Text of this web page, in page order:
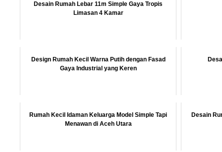
Desain Rumah Lebar 11m Simple Gaya Tropis
Limasan 4 Kamar
Design Rumah Kecil Warna Putih dengan Fasad
Gaya Industrial yang Keren
Rumah Kecil Idaman Keluarga Model Simple Tapi
Menawan di Aceh Utara
Desain